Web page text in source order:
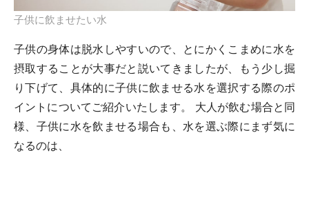
子供に飲ませたい水
子供の身体は脱水しやすいので、とにかくこまめに水を
摂取することが大事だと説いてきましたが、もう少し掘
り下げて、具体的に子供に飲ませる水を選択する際のポ
イントについてご紹介いたします。 大人が飲む場合と同
様、子供に水を飲ませる場合も、水を選ぶ際にまず気に
なるのは、